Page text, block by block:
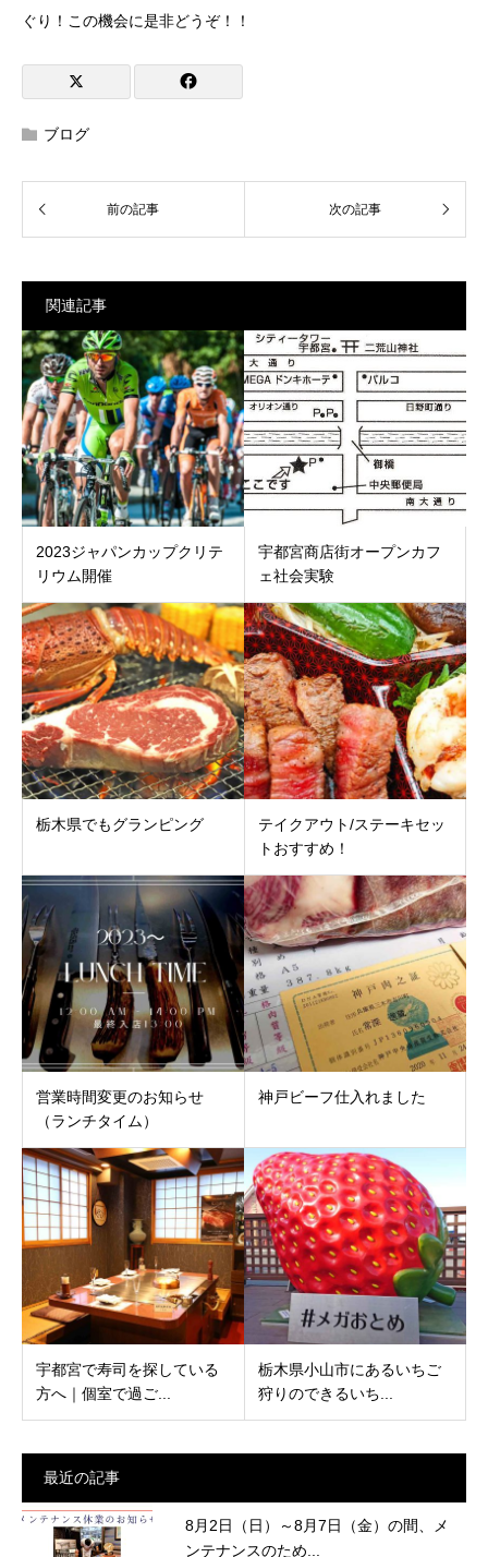
ぐり！この機会に是非どうぞ！！
ブログ
関連記事
2023ジャパンカップクリテ
リウム開催
宇都宮商店街オープンカフ
ェ社会実験
栃木県でもグランピング
テイクアウト/ステーキセッ
トおすすめ！
営業時間変更のお知らせ
（ランチタイム）
神戸ビーフ仕入れました
宇都宮で寿司を探している
方へ｜個室で過ご...
栃木県小山市にあるいちご
狩りのできるいち...
最近の記事
8月2日（日）～8月7日（金）の間、メ
ンテナンスのため...